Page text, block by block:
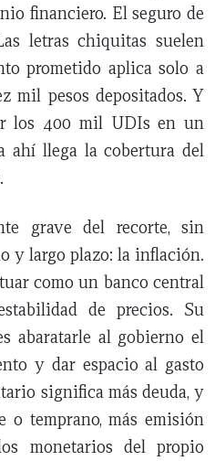
financiero. El seguro de
letras chiquitas suelen
prometido aplica solo a
mil pesos depositados. Y
los 400 mil UDIs en un
ahí llega la cobertura del
grave del recorte, sin
y largo plazo: la inflación.
como un banco central
de precios. Su
abaratarle al gobierno el
y dar espacio al gasto
significa más deuda, y
o temprano, más emisión
monetarios del propio